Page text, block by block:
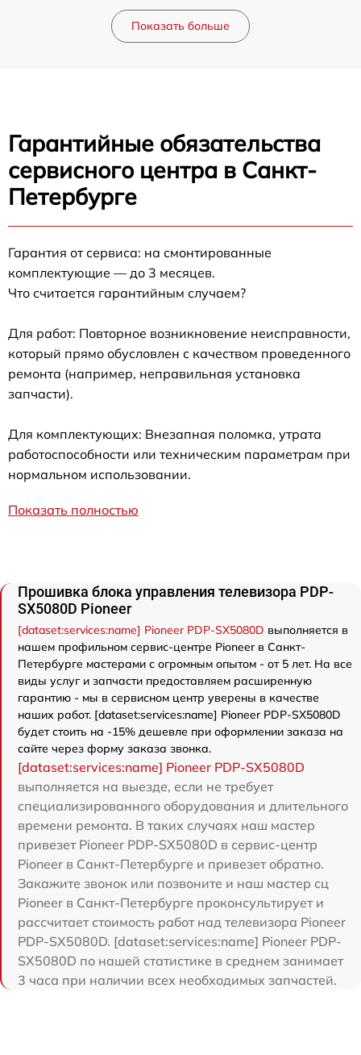
Показать больше
Гарантийные обязательства
сервисного центра в Санкт-
Петербурге
Гарантия от сервиса: на смонтированные
комплектующие — до 3 месяцев.
Что считается гарантийным случаем?
Для работ: Повторное возникновение неисправности,
который прямо обусловлен с качеством проведенного
ремонта (например, неправильная установка
запчасти).
Для комплектующих: Внезапная поломка, утрата
работоспособности или техническим параметрам при
нормальном использовании.
Показать полностью
Прошивка блока управления телевизора PDP-
SX5080D Pioneer
[dataset:services:name] Pioneer PDP-SX5080D выполняется в
нашем профильном сервис-центре Pioneer в Санкт-
Петербурге мастерами с огромным опытом - от 5 лет. На все
виды услуг и запчасти предоставляем расширенную
гарантию - мы в сервисном центр уверены в качестве
наших работ. [dataset:services:name] Pioneer PDP-SX5080D
будет стоить на -15% дешевле при оформлении заказа на
сайте через форму заказа звонка.
[dataset:services:name] Pioneer PDP-SX5080D
выполняется на выезде, если не требует
специализированного оборудования и длительного
времени ремонта. В таких случаях наш мастер
привезет Pioneer PDP-SX5080D в сервис-центр
Pioneer в Санкт-Петербурге и привезет обратно.
Закажите звонок или позвоните и наш мастер сц
Pioneer в Санкт-Петербурге проконсультирует и
рассчитает стоимость работ над телевизора Pioneer
PDP-SX5080D. [dataset:services:name] Pioneer PDP-
SX5080D по нашей статистике в среднем занимает
3 часа при наличии всех необходимых запчастей.